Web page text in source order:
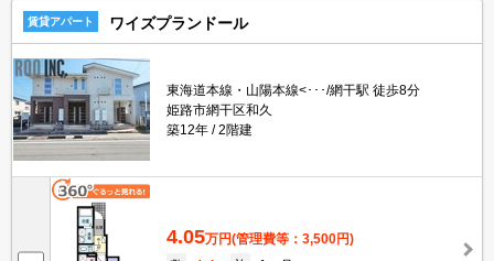
賃貸アパート ワイズプランドール
東海道本線・山陽本線<･･･/網干駅 徒歩8分
姫路市網干区和久
築12年
2階建
4.05万円(管理費等：3,500円)